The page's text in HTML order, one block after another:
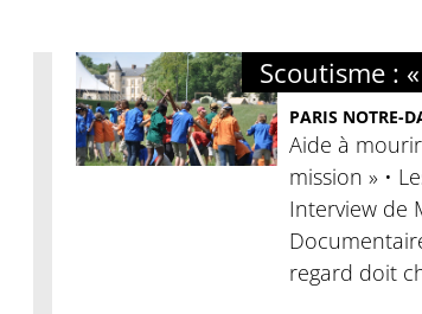
Scoutisme : «
PARIS NOTRE-
Aide à
mission » •
Interview de
regard doit